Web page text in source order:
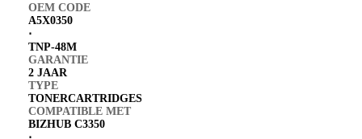
OEM CODE
A5X0350
⋅
TNP-48M
GARANTIE
2 JAAR
TYPE
TONERCARTRIDGES
COMPATIBLE MET
BIZHUB C3350